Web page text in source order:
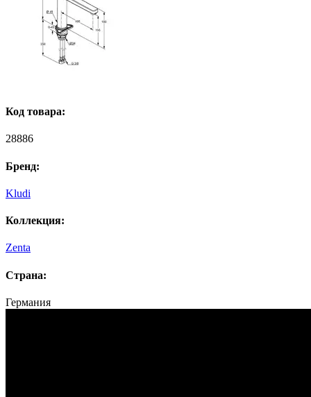
Код товара:
28886
Бренд:
Kludi
Коллекция:
Zenta
Страна:
Германия